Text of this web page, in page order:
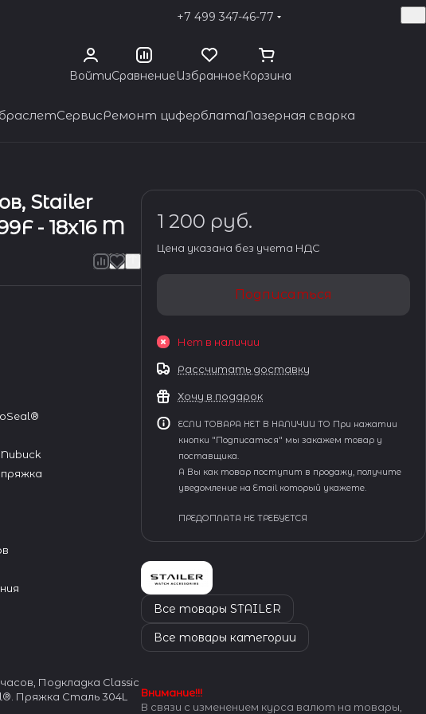
+7 499 347-46-77
ВойтиСравнениеИзбранноеКорзина
СервисРемонт циферблатаЛазерная сварка
Stailer
- 18x16 M
Подкладка Classic
Пряжка Сталь 304L
1 200 руб.
Цена указана без учета НДС
Подписаться
Нет в наличии
Рассчитать доставку
Хочу в подарок
ЕСЛИ ТОВАРА НЕТ В НАЛИЧИИ ТО При нажатии
кнопки "Подписаться" мы закажем товар у
поставщика.
А Вы как товар поступит в продажу, получите
уведомление на Email который укажете.
ПРЕДОПЛАТА НЕ ТРЕБУЕТСЯ
Все товары STAILER
Все товары категории
Внимание!!!
В связи с изменением курса валют на товары,